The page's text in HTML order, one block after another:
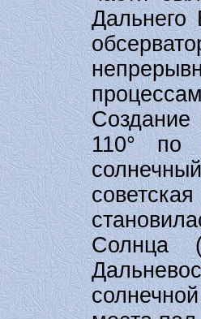
Создание
110° по
Солнца